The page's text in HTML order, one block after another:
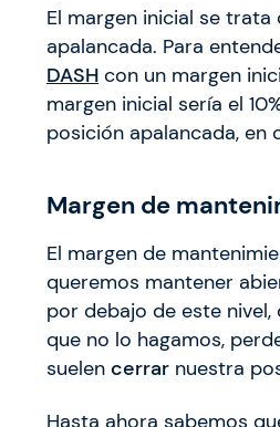
El margen inicial se trata
apalancada. Para
DASH con un margen
margen inicial sería el
posición apalancada, en
Margen de
El margen de
queremos mantener
por debajo de este
que no lo hagamos,
suelen cerrar nuestra
Hasta ahora sabemos